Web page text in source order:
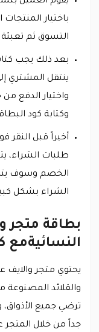
باختيار
التسوق ثم تعبئة
بعد ذلك يجب
ينتقل المشتري
واختيار الدفع
وكتابة كود
أخيراً قبل النقر
طلبات الشراء،
الخصم وسوف
الشراء بشكل
بطاقة متجر
يحتوي متجر والايف
والقلائد
ترضي جميع
جداً من خلال